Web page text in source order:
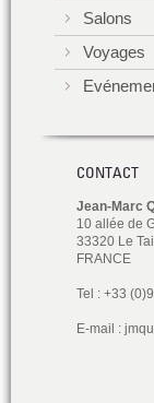
Salons
Voyages
CONTACT
Jean-Marc
10 allée de
33320 Le
FRANCE
Tel : +33
E-mail :